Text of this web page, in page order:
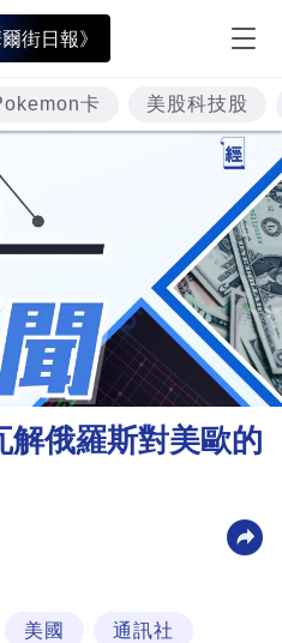
街日報》
卡 美股科技股
解俄羅斯對美歐的
美國 通訊社